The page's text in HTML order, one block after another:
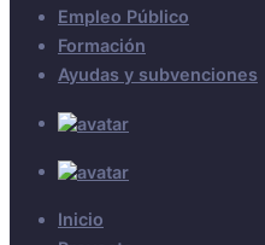
Empleo Público
Formación
Ayudas y subvenciones
Inicio